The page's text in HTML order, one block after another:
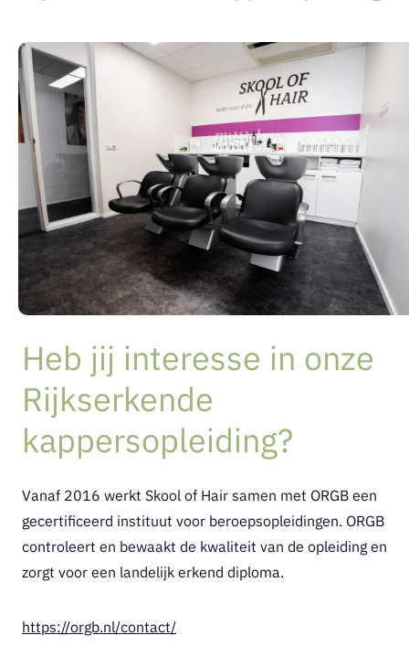
Heb jij interesse in onze
Rijkserkende
kappersopleiding?
Vanaf 2016 werkt Skool of Hair samen met ORGB een
gecertificeerd instituut voor beroepsopleidingen. ORGB
controleert en bewaakt de kwaliteit van de opleiding en
zorgt voor een landelijk erkend diploma.
https://orgb.nl/contact/